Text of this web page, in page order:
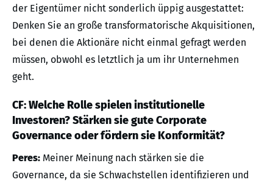
der Eigentümer nicht sonderlich üppig ausgestattet:
Denken Sie an große transformatorische Akquisitionen,
bei denen die Aktionäre nicht einmal gefragt werden
müssen, obwohl es letztlich ja um ihr Unternehmen
geht.
CF: Welche Rolle spielen institutionelle
Investoren? Stärken sie gute Corporate
Governance oder fördern sie Konformität?
Peres: Meiner Meinung nach stärken sie die
Governance, da sie Schwachstellen identifizieren und